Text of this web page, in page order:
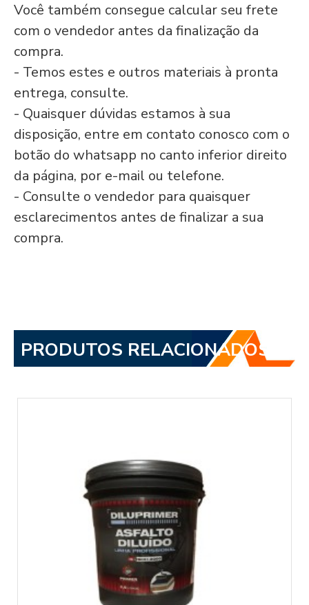
Você também consegue calcular seu frete
com o vendedor antes da finalização da
compra.
- Temos estes e outros materiais à pronta
entrega, consulte.
- Quaisquer dúvidas estamos à sua
disposição, entre em contato conosco com o
botão do whatsapp no canto inferior direito
da página, por e-mail ou telefone.
- Consulte o vendedor para quaisquer
esclarecimentos antes de finalizar a sua
compra.
PRODUTOS RELACIONADOS